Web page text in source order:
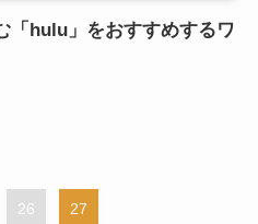
「hulu」をおすすめするワ
26 27